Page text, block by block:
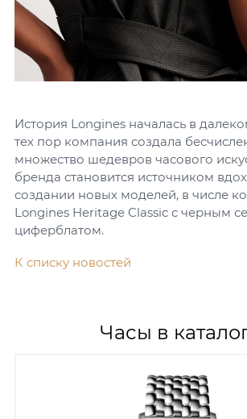
История Longines началась в
тех пор компания создала
множество шедевров часового
бренда становится источником
создании новых моделей, в числе
Longines Heritage Classic с черным
циферблатом.
К списку новостей
Часы в